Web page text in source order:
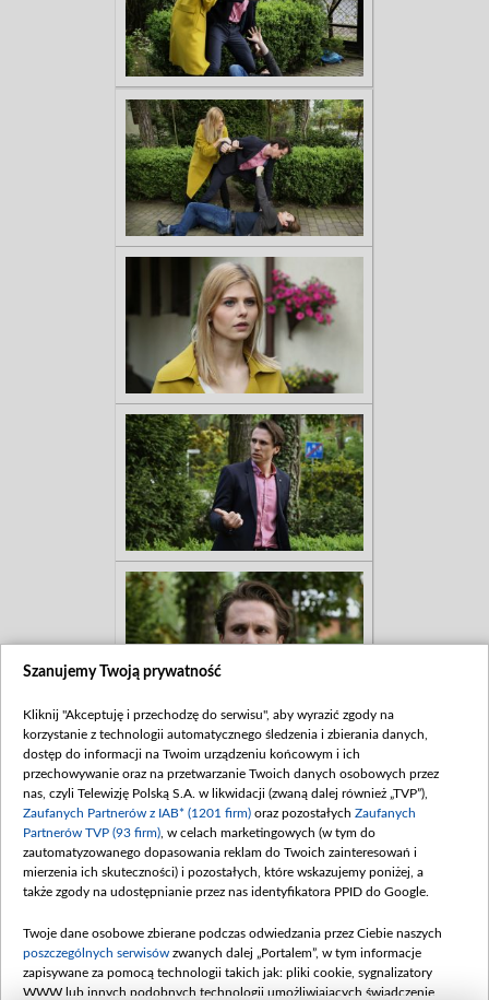
Szanujemy Twoją prywatność
Kliknij "Akceptuję i przechodzę do serwisu", aby wyrazić zgody na
korzystanie z technologii automatycznego śledzenia i zbierania danych,
dostęp do informacji na Twoim urządzeniu końcowym i ich
przechowywanie oraz na przetwarzanie Twoich danych osobowych przez
nas, czyli Telewizję Polską S.A. w likwidacji (zwaną dalej również „TVP”),
Zaufanych Partnerów z IAB* (1201 firm) oraz pozostałych Zaufanych
Partnerów TVP (93 firm) , w celach marketingowych (w tym do
zautomatyzowanego dopasowania reklam do Twoich zainteresowań i
mierzenia ich skuteczności) i pozostałych, które wskazujemy poniżej, a
także zgody na udostępnianie przez nas identyfikatora PPID do Google.
Twoje dane osobowe zbierane podczas odwiedzania przez Ciebie naszych
poszczególnych serwisów zwanych dalej „Portalem”, w tym informacje
zapisywane za pomocą technologii takich jak: pliki cookie, sygnalizatory
WWW lub innych podobnych technologii umożliwiających świadczenie